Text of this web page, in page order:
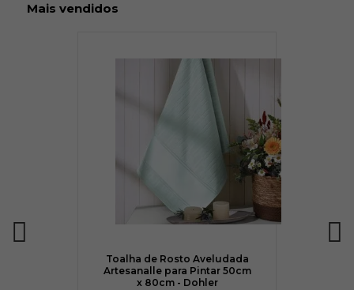
Mais vendidos
Toalha de Rosto Aveludada
Artesanalle para Pintar 50cm
x 80cm - Dohler